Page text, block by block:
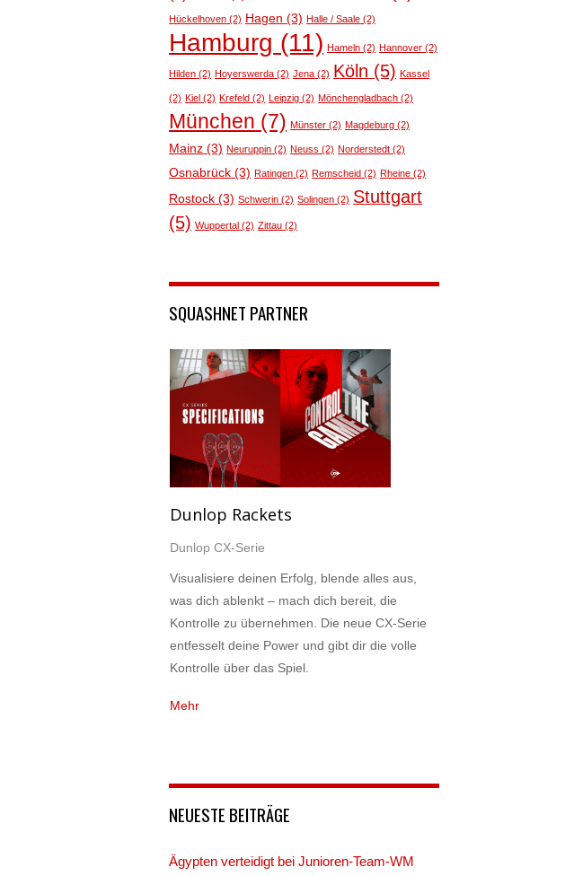
Hückelhoven (2) Hagen (3) Halle / Saale (2)
Hamburg (11) Hameln (2) Hannover (2)
Hilden (2) Hoyerswerda (2) Jena (2) Köln (5) Kassel
(2) Kiel (2) Krefeld (2) Leipzig (2) Mönchengladbach (2)
München (7) Münster (2) Magdeburg (2)
Mainz (3) Neuruppin (2) Neuss (2) Norderstedt (2)
Osnabrück (3) Ratingen (2) Remscheid (2) Rheine (2)
Rostock (3) Schwerin (2) Solingen (2) Stuttgart
(5) Wuppertal (2) Zittau (2)
SQUASHNET PARTNER
Dunlop Rackets
Dunlop CX-Serie
Visualisiere deinen Erfolg, blende alles aus,
was dich ablenkt – mach dich bereit, die
Kontrolle zu übernehmen. Die neue CX-Serie
entfesselt deine Power und gibt dir die volle
Kontrolle über das Spiel.
Mehr
NEUESTE BEITRÄGE
Ägypten verteidigt bei Junioren-Team-WM